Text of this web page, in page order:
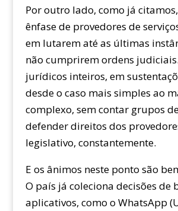
Por outro lado, como já
ênfase de provedores de
em lutarem até as últimas
não cumprirem ordens
jurídicos inteiros, em
desde o caso mais simples ao
complexo, sem contar grupos
defender direitos dos
legislativo, constantemente.
E os ânimos neste ponto são
O país já coleciona decisões de
aplicativos, como o WhatsApp